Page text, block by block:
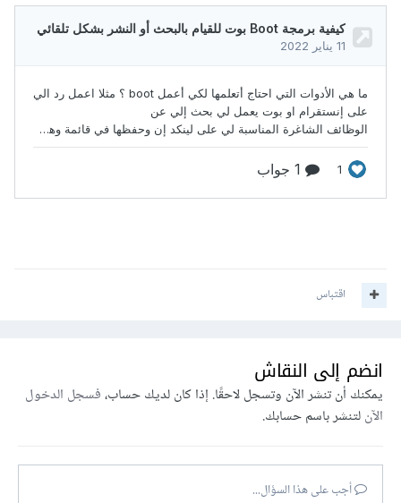
اقتباس
انضم إلى النقاش
يمكنك أن تنشر الآن وتسجل لاحقًا. إذا كان لديك حساب،فسجل الدخول
الآنلتنشر باسم حسابك.
أجب على هذا السؤال...